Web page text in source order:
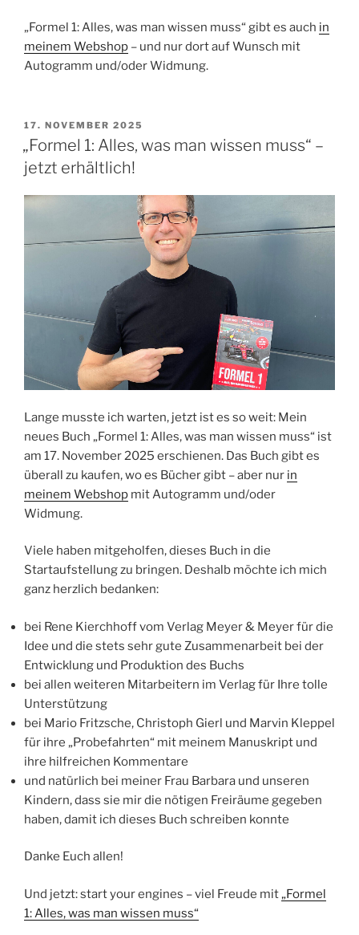
„Formel 1: Alles, was man wissen muss“ gibt es auch in
meinem Webshop – und nur dort auf Wunsch mit
Autogramm und/oder Widmung.
VERÖFFENTLICHT
AM
17. NOVEMBER 2025
„Formel 1: Alles, was man wissen muss“ –
jetzt erhältlich!
Lange musste ich warten, jetzt ist es so weit: Mein
neues Buch „Formel 1: Alles, was man wissen muss“ ist
am 17. November 2025 erschienen. Das Buch gibt es
überall zu kaufen, wo es Bücher gibt – aber nur in
meinem Webshop mit Autogramm und/oder
Widmung.
Viele haben mitgeholfen, dieses Buch in die
Startaufstellung zu bringen. Deshalb möchte ich mich
ganz herzlich bedanken:
bei Rene Kierchhoff vom Verlag Meyer & Meyer für die
Idee und die stets sehr gute Zusammenarbeit bei der
Entwicklung und Produktion des Buchs
bei allen weiteren Mitarbeitern im Verlag für Ihre tolle
Unterstützung
bei Mario Fritzsche, Christoph Gierl und Marvin Kleppel
für ihre „Probefahrten“ mit meinem Manuskript und
ihre hilfreichen Kommentare
und natürlich bei meiner Frau Barbara und unseren
Kindern, dass sie mir die nötigen Freiräume gegeben
haben, damit ich dieses Buch schreiben konnte
Danke Euch allen!
Und jetzt: start your engines – viel Freude mit„Formel
1: Alles, was man wissen muss“